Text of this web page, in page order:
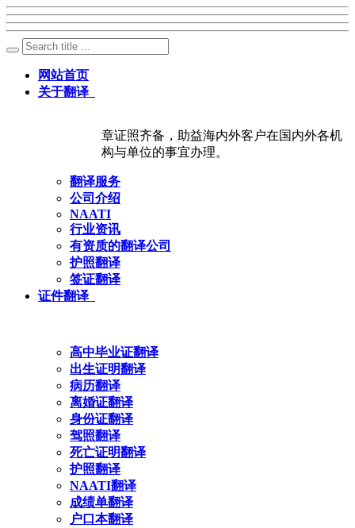
网站首页
关于翻译
章证照齐备，助益海内外客户在国内外各机
构与单位的事宜办理。
翻译服务
公司介绍
NAATI
行业资讯
有资质的翻译公司
护照翻译
签证翻译
证件翻译
高中毕业证翻译
出生证明翻译
病历翻译
离婚证翻译
身份证翻译
驾照翻译
死亡证明翻译
护照翻译
NAATI翻译
成绩单翻译
户口本翻译